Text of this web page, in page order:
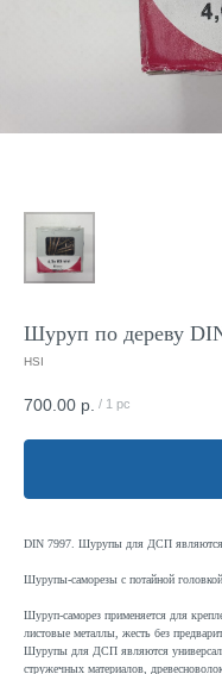
Шуруп по дереву
HSI
700.00 р. / 1 pc
DIN 7997. Шурупы для ДСП являются
Шурупы-саморезы с потайной
Шуруп-саморез применяется для
листовые металлы, жесть без
Шурупы для ДСП являются
стружечных материалов,